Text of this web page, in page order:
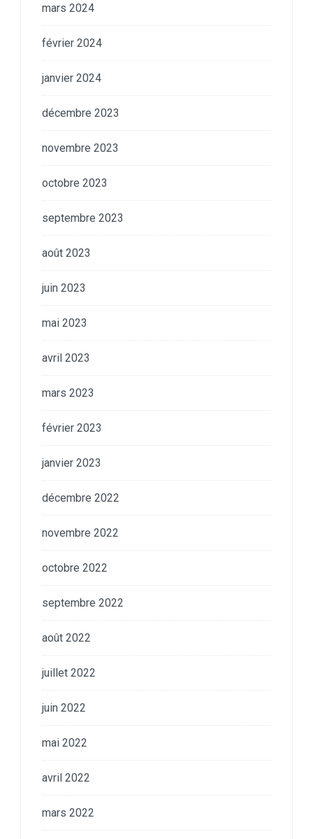
mars 2024
février 2024
janvier 2024
décembre 2023
novembre 2023
octobre 2023
septembre 2023
août 2023
juin 2023
mai 2023
avril 2023
mars 2023
février 2023
janvier 2023
décembre 2022
novembre 2022
octobre 2022
septembre 2022
août 2022
juillet 2022
juin 2022
mai 2022
avril 2022
mars 2022